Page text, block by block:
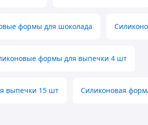
формы для шоколада
формы для выпечки 4 шт
выпечки 15 шт Силиконовая